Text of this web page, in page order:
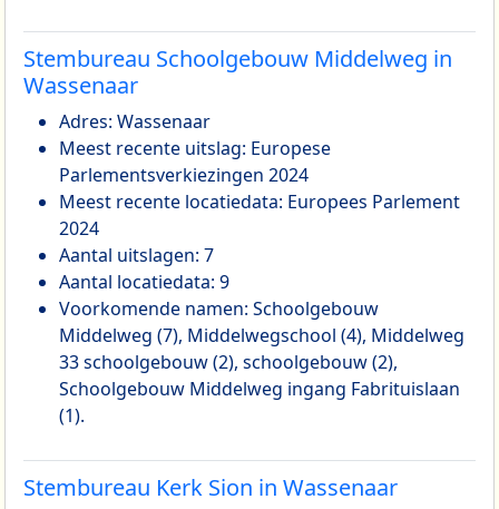
Stembureau Schoolgebouw Middelweg in
Wassenaar
Adres: Wassenaar
Meest recente uitslag: Europese
Parlementsverkiezingen 2024
Meest recente locatiedata: Europees Parlement
2024
Aantal uitslagen: 7
Aantal locatiedata: 9
Voorkomende namen: Schoolgebouw
Middelweg (7), Middelwegschool (4), Middelweg
33 schoolgebouw (2), schoolgebouw (2),
Schoolgebouw Middelweg ingang Fabrituislaan
(1).
Stembureau Kerk Sion in Wassenaar